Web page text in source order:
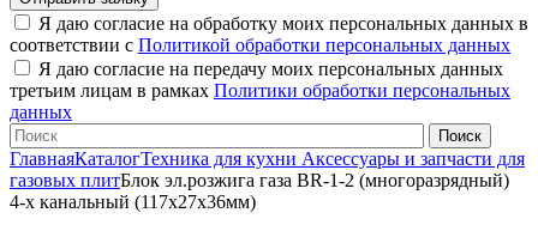
Я даю согласие на обработку моих персональных данных в
соответствии с Политикой обработки персональных данных
Я даю согласие на передачу моих персональных данных
третьим лицам в рамках Политики обработки персональных
данных
ГлавнаяКаталогТехника для кухни Аксессуары и запчасти для
газовых плитБлок эл.розжига газа BR-1-2 (многоразрядный)
4-х канальный (117х27х36мм)